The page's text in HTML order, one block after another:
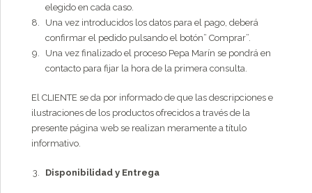
elegido en cada caso.
Una vez introducidos los datos para el pago, deberá
confirmar el pedido pulsando el botón” Comprar”.
Una vez finalizado el proceso Pepa Marín se pondrá en
contacto para fijar la hora de la primera consulta.
El CLIENTE se da por informado de que las descripciones e
ilustraciones de los productos ofrecidos a través de la
presente página web se realizan meramente a título
informativo.
Disponibilidad y Entrega